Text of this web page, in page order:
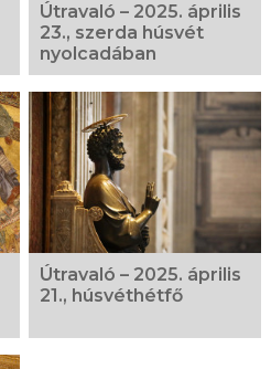
Útravaló – 2025. április
23., szerda húsvét
nyolcadában
Útravaló – 2025. április
21., húsvéthétfő